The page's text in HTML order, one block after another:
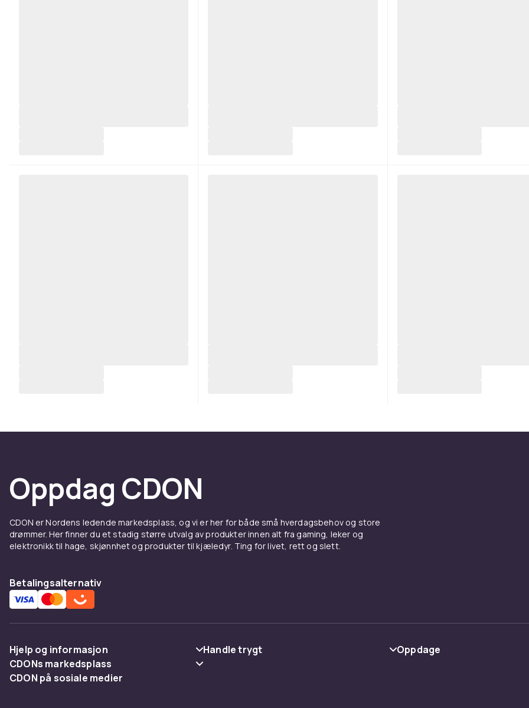
Oppdag CDON
CDON er Nordens ledende markedsplass, og vi er her for både små hverdagsbehov og store
drømmer. Her finner du et stadig større utvalg av produkter innen alt fra gaming, leker og
elektronikk til hage, skjønnhet og produkter til kjæledyr. Ting for livet, rett og slett.
Betalingsalternativ
Hjelp og informasjon
Vanlige spørsmål
Handle trygt
Oppdage
CDONs markedsplass
Merchant Help Center
CDON på sosiale medier